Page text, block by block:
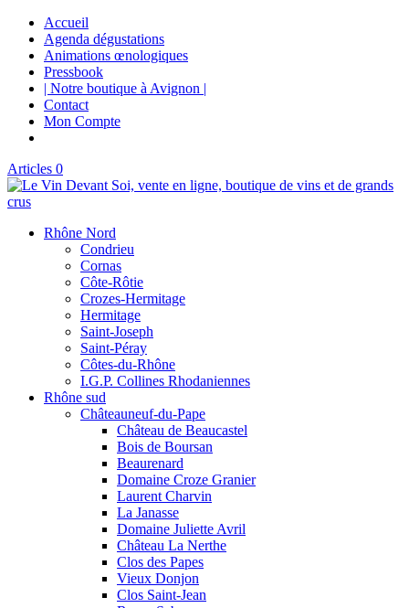
Accueil
Agenda dégustations
Animations œnologiques
Pressbook
| Notre boutique à Avignon |
Contact
Mon Compte
Articles 0
Rhône Nord
Condrieu
Cornas
Côte-Rôtie
Crozes-Hermitage
Hermitage
Saint-Joseph
Saint-Péray
Côtes-du-Rhône
I.G.P. Collines Rhodaniennes
Rhône sud
Châteauneuf-du-Pape
Château de Beaucastel
Bois de Boursan
Beaurenard
Domaine Croze Granier
Laurent Charvin
La Janasse
Domaine Juliette Avril
Château La Nerthe
Clos des Papes
Vieux Donjon
Clos Saint-Jean